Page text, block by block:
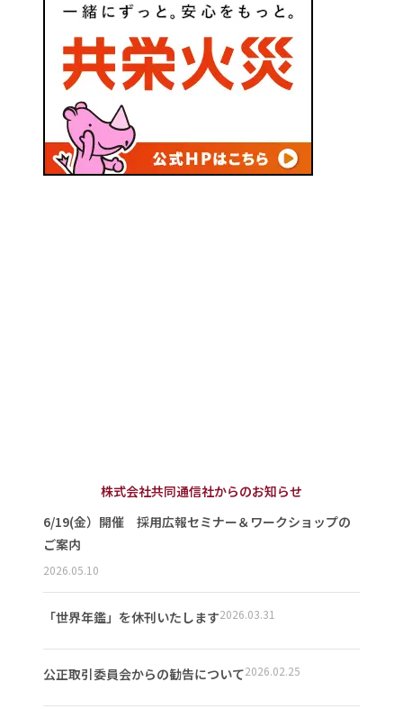
株式会社共同通信社からのお知らせ
6/19(金）開催 採用広報セミナー＆ワークショップの
ご案内
2026.05.10
「世界年鑑」を休刊いたします2026.03.31
公正取引委員会からの勧告について2026.02.25